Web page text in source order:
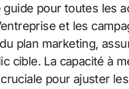
pour toutes les
et les
plan marketing,
cible. La capacité à
pour ajuster